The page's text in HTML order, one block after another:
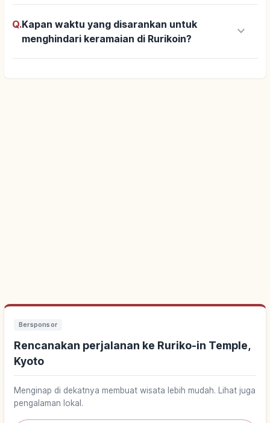
Q.Kapan waktu yang disarankan untuk
menghindari keramaian di Rurikoin?
keyboard_arrow_down
Bersponsor
Rencanakan perjalanan ke Ruriko-in Temple,
Kyoto
Menginap di dekatnya membuat wisata lebih mudah. Lihat juga
pengalaman lokal.